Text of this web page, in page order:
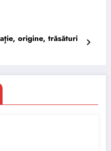
origine, trăsături